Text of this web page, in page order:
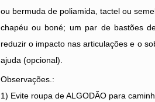
ou bermuda de poliamida, tactel ou
chapéu ou boné; um par de bastões
reduzir o impacto nas articulações e o
ajuda (opcional).
Observações.:
1) Evite roupa de ALGODÃO para